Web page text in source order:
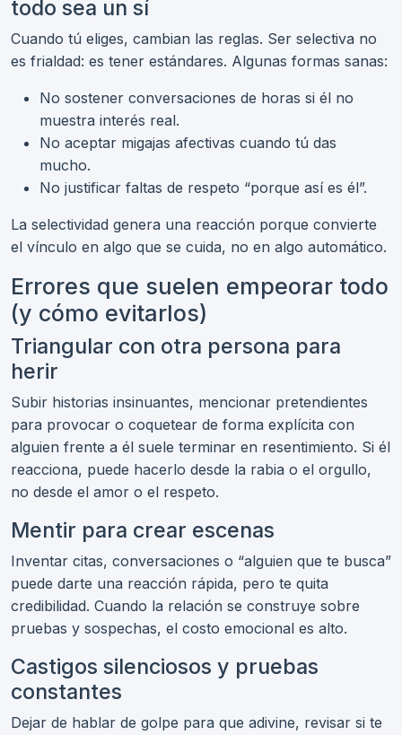
todo sea un sí
Cuando tú eliges, cambian las reglas. Ser selectiva no
es frialdad: es tener estándares. Algunas formas sanas:
No sostener conversaciones de horas si él no
muestra interés real.
No aceptar migajas afectivas cuando tú das
mucho.
No justificar faltas de respeto “porque así es él”.
La selectividad genera una reacción porque convierte
el vínculo en algo que se cuida, no en algo automático.
Errores que suelen empeorar todo
(y cómo evitarlos)
Triangular con otra persona para
herir
Subir historias insinuantes, mencionar pretendientes
para provocar o coquetear de forma explícita con
alguien frente a él suele terminar en resentimiento. Si él
reacciona, puede hacerlo desde la rabia o el orgullo,
no desde el amor o el respeto.
Mentir para crear escenas
Inventar citas, conversaciones o “alguien que te busca”
puede darte una reacción rápida, pero te quita
credibilidad. Cuando la relación se construye sobre
pruebas y sospechas, el costo emocional es alto.
Castigos silenciosos y pruebas
constantes
Dejar de hablar de golpe para que adivine, revisar si te